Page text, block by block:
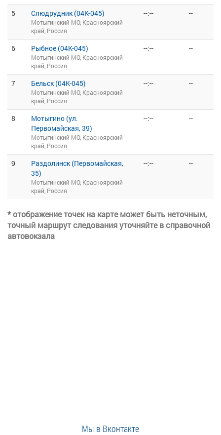
5 Слюдрудник (04К-045)
Мотыгинский МО, Красноярский
край, Россия
--:-- --
6 Рыбное (04К-045)
Мотыгинский МО, Красноярский
край, Россия
--:-- --
7 Бельск (04К-045)
Мотыгинский МО, Красноярский
край, Россия
--:-- --
8
Мотыгино (ул.
Первомайская, 39)
Мотыгинский МО, Красноярский
край, Россия
--:-- --
9
Раздолинск (Первомайская,
35)
Мотыгинский МО, Красноярский
край, Россия
--:-- --
* отображение точек на карте может быть неточным,
точный маршрут следования уточняйте в справочной
автовокзала
Мы в Вконтакте